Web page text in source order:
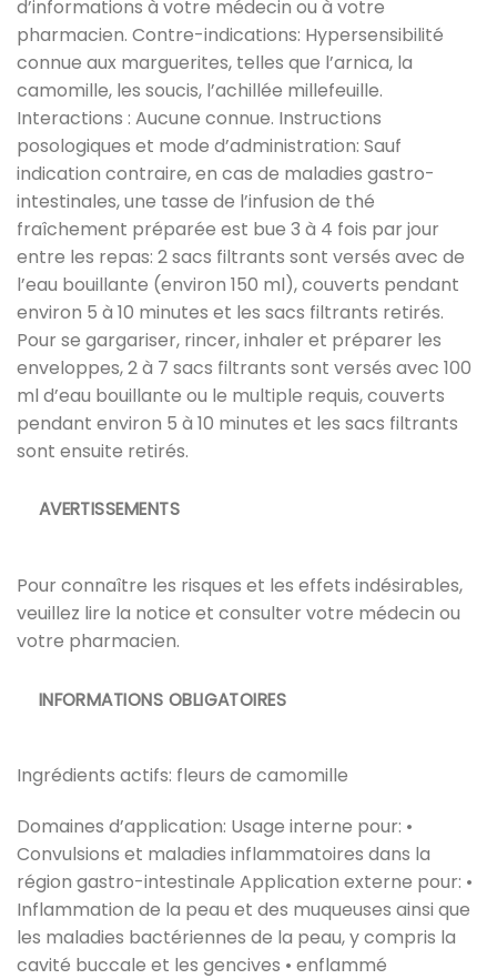
d’informations à votre médecin ou à votre
pharmacien. Contre-indications: Hypersensibilité
connue aux marguerites, telles que l’arnica, la
camomille, les soucis, l’achillée millefeuille.
Interactions : Aucune connue. Instructions
posologiques et mode d’administration: Sauf
indication contraire, en cas de maladies gastro-
intestinales, une tasse de l’infusion de thé
fraîchement préparée est bue 3 à 4 fois par jour
entre les repas: 2 sacs filtrants sont versés avec de
l’eau bouillante (environ 150 ml), couverts pendant
environ 5 à 10 minutes et les sacs filtrants retirés.
Pour se gargariser, rincer, inhaler et préparer les
enveloppes, 2 à 7 sacs filtrants sont versés avec 100
ml d’eau bouillante ou le multiple requis, couverts
pendant environ 5 à 10 minutes et les sacs filtrants
sont ensuite retirés.
AVERTISSEMENTS
Pour connaître les risques et les effets indésirables,
veuillez lire la notice et consulter votre médecin ou
votre pharmacien.
INFORMATIONS OBLIGATOIRES
Ingrédients actifs: fleurs de camomille
Domaines d’application: Usage interne pour: •
Convulsions et maladies inflammatoires dans la
région gastro-intestinale Application externe pour: •
Inflammation de la peau et des muqueuses ainsi que
les maladies bactériennes de la peau, y compris la
cavité buccale et les gencives • enflammé